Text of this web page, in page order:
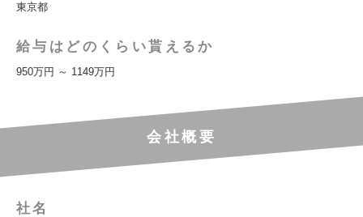
東京都
給与はどのくらい貰えるか
950万円 ～ 1149万円
会社概要
社名